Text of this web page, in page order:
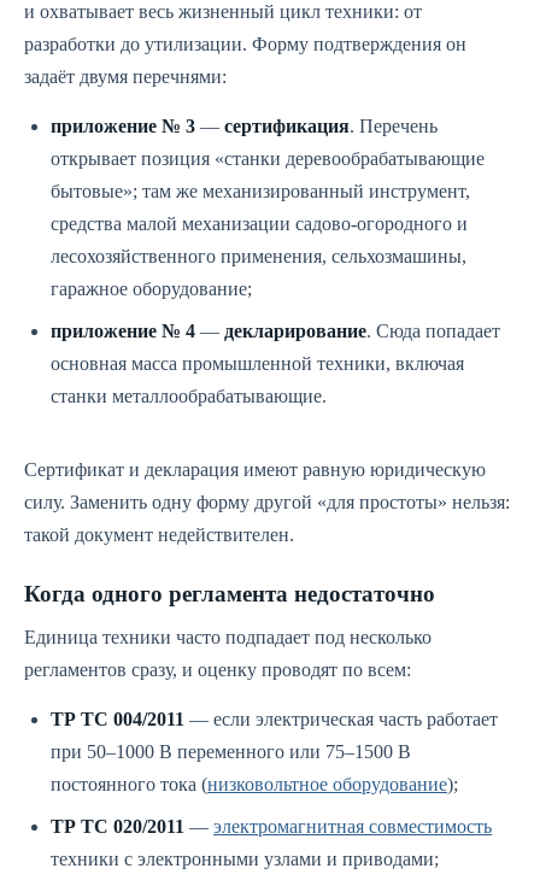
и охватывает весь жизненный цикл техники: от
разработки до утилизации. Форму подтверждения он
задаёт двумя перечнями:
приложение № 3 — сертификация. Перечень
открывает позиция «станки деревообрабатывающие
бытовые»; там же механизированный инструмент,
средства малой механизации садово-огородного и
лесохозяйственного применения, сельхозмашины,
гаражное оборудование;
приложение № 4 — декларирование. Сюда попадает
основная масса промышленной техники, включая
станки металлообрабатывающие.
Сертификат и декларация имеют равную юридическую
силу. Заменить одну форму другой «для простоты» нельзя:
такой документ недействителен.
Когда одного регламента недостаточно
Единица техники часто подпадает под несколько
регламентов сразу, и оценку проводят по всем:
ТР ТС 004/2011 — если электрическая часть работает
при 50–1000 В переменного или 75–1500 В
постоянного тока (низковольтное оборудование);
ТР ТС 020/2011 — электромагнитная совместимость
техники с электронными узлами и приводами;